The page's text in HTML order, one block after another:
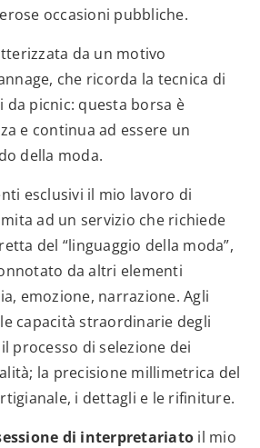
occasioni pubbliche.
da un motivo
che ricorda la tecnica di
da picnic: questa borsa è
e continua ad essere un
della moda.
esclusivi il mio lavoro di
ad un servizio che richiede
del “linguaggio della moda”,
da altri elementi
emozione, narrazione. Agli
capacità straordinarie degli
processo di selezione dei
la precisione millimetrica del
i dettagli e le rifiniture.
di interpretariato il mio